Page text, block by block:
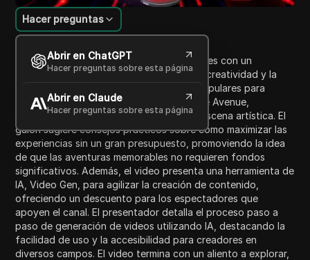
Introducción al contenido
Hacer preguntas
Abrir en ChatGPT
Hacer preguntas sobre esta página
Abrir en Claude
Hacer preguntas sobre esta página
El video muestra cómo explorar Los Ángeles con un
presupuesto de solo $20, enfatizando la creatividad y la
aventura en los viajes. Destaca lugares populares para
fotografiar, como Venice Beach y Melrose Avenue,
capturando la vibrante cultura local y la escena artística. El
guion sugiere consejos prácticos sobre cómo maximizar las
experiencias sin un gran presupuesto, promoviendo la idea
de que las aventuras memorables no requieren fondos
significativos. Además, el video presenta una herramienta de
IA, Video Gen, para agilizar la creación de contenido,
ofreciendo un descuento para los espectadores que
apoyen el canal. El presentador detalla el proceso paso a
paso de generación de videos utilizando IA, destacando la
facilidad de uso y la accesibilidad para creadores en
diversos campos. El video termina con un aliento a explorar,